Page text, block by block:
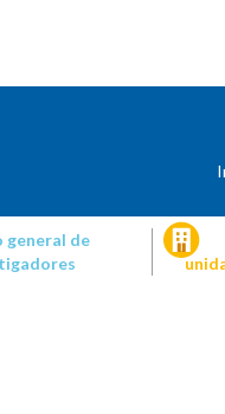
general de